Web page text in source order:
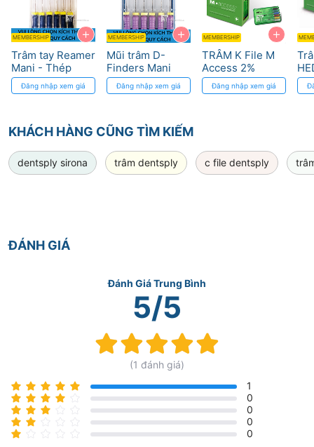
+
MEMBERSHIP
Trâm tay Reamer
Mani - Thép
Hard Fiber cho
điều trị tủy
Đăng nhập xem giá
+
MEMBERSHIP
Mũi trâm D-
Finders Mani
cho ống tủy vôi
hóa
Đăng nhập xem giá
+
MEMBERSHIP
TRÂM K File M
Access 2%
Taper - Dentsply
Sirona
Đăng nhập xem giá
M
KHÁCH HÀNG CŨNG TÌM KIẾM
dentsply sirona trâm dentsply c file dentsply
ĐÁNH GIÁ
Đánh Giá Trung Bình
5/5
(1 đánh giá)
1
0
0
0
0